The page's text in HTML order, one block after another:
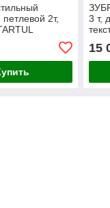
2т,
3 т,
15